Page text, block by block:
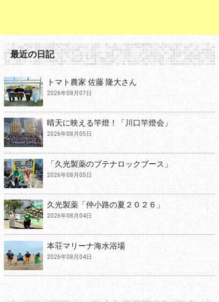
最近の日記
トマト農家 佐藤 隆大さん
2026年08月07日
晴天に映える竿燈！「川口竿燈会」
2026年08月05日
「久光製薬のブテナロックブース」
2026年08月05日
久光製薬「仲小路の夏２０２６」
2026年08月04日
本荘マリーナ海水浴場
2026年08月04日